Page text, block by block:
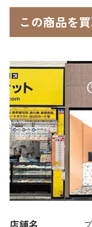
この商品を
店舗名